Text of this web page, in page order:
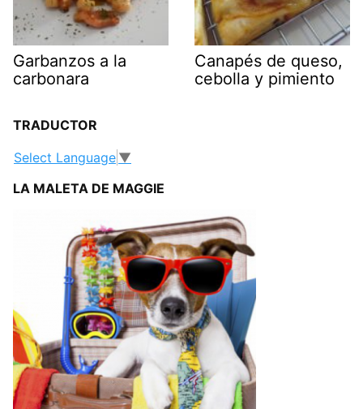
Garbanzos a la
carbonara
Canapés de queso,
cebolla y pimiento
TRADUCTOR
Select Language ▼
LA MALETA DE MAGGIE